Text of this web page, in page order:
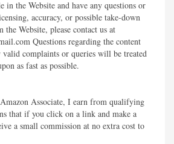
in the Website and have any questions or
accuracy, or possible take-down
Website, please contact us at
Questions regarding the content
complaints or queries will be treated
as fast as possible.​
Associate, I earn from qualifying
that if you click on a link and make a
a small commission at no extra cost to